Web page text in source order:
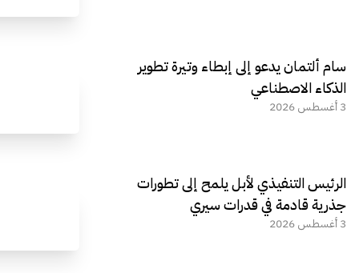
سام ألتمان يدعو إلى إبطاء وتيرة تطوير
الذكاء الاصطناعي
3 أغسطس 2026
الرئيس التنفيذي لأبل يلمح إلى تطورات
جذرية قادمة في قدرات سيري
3 أغسطس 2026